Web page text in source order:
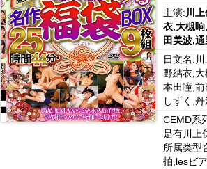
主演:川
衣,大槻
田美波,
日文名:
野結衣,大
本田瞳,
しずく,
CEMD系
是有川上
所属类型
拍,lesビ